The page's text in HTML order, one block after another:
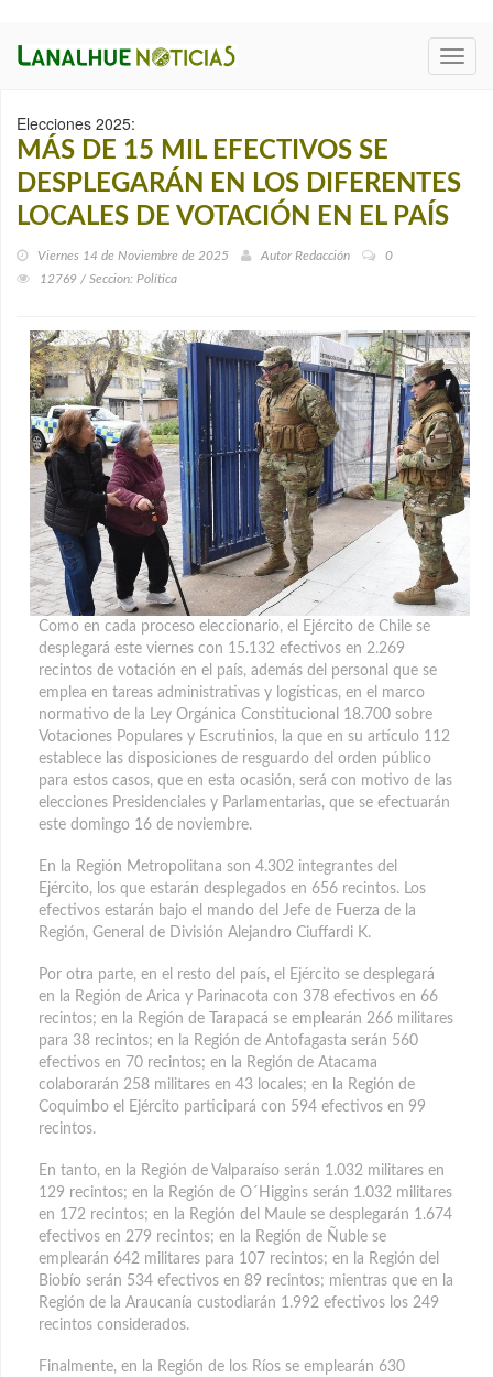
Elecciones 2025:
MÁS DE 15 MIL EFECTIVOS SE
DESPLEGARÁN EN LOS DIFERENTES
LOCALES DE VOTACIÓN EN EL PAÍS
Viernes 14 de Noviembre de 2025 Autor Redacción
0
12769 / Seccion: Política
Como en cada proceso eleccionario, el Ejército de Chile se
desplegará este viernes con 15.132 efectivos en 2.269
recintos de votación en el país, además del personal que se
emplea en tareas administrativas y logísticas, en el marco
normativo de la Ley Orgánica Constitucional 18.700 sobre
Votaciones Populares y Escrutinios, la que en su artículo 112
establece las disposiciones de resguardo del orden público
para estos casos, que en esta ocasión, será con motivo de las
elecciones Presidenciales y Parlamentarias, que se efectuarán
este domingo 16 de noviembre.
En la Región Metropolitana son 4.302 integrantes del
Ejército, los que estarán desplegados en 656 recintos. Los
efectivos estarán bajo el mando del Jefe de Fuerza de la
Región, General de División Alejandro Ciuffardi K.
Por otra parte, en el resto del país, el Ejército se desplegará
en la Región de Arica y Parinacota con 378 efectivos en 66
recintos; en la Región de Tarapacá se emplearán 266 militares
para 38 recintos; en la Región de Antofagasta serán 560
efectivos en 70 recintos; en la Región de Atacama
colaborarán 258 militares en 43 locales; en la Región de
Coquimbo el Ejército participará con 594 efectivos en 99
recintos.
En tanto, en la Región de Valparaíso serán 1.032 militares en
129 recintos; en la Región de O´Higgins serán 1.032 militares
en 172 recintos; en la Región del Maule se desplegarán 1.674
efectivos en 279 recintos; en la Región de Ñuble se
emplearán 642 militares para 107 recintos; en la Región del
Biobío serán 534 efectivos en 89 recintos; mientras que en la
Región de la Araucanía custodiarán 1.992 efectivos los 249
recintos considerados.
Finalmente, en la Región de los Ríos se emplearán 630